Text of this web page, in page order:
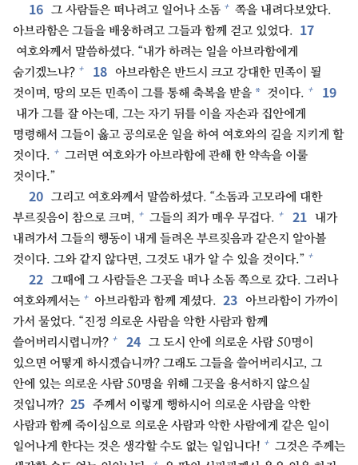
16 그 사람들은 떠나려고 일어나 소돔 + 쪽을 내려다보았다.
아브라함은 그들을 배웅하려고 그들과 함께 걷고 있었다. 17
여호와께서 말씀하셨다. “내가 하려는 일을 아브라함에게
숨기겠느냐? + 18
아브라함은 반드시 크고 강대한 민족이 될
것이며, 땅의 모든 민족이 그를 통해 축복을 받을 * 것이다. + 19
내가 그를 잘 아는데, 그는 자기 뒤를 이을 자손과 집안에게
명령해서 그들이 옳고 공의로운 일을 하여 여호와의 길을 지키게 할
것이다. + 그러면 여호와가 아브라함에 관해 한 약속을 이룰
것이다.”
20 그리고 여호와께서 말씀하셨다. “소돔과 고모라에 대한
부르짖음이 참으로 크며, + 그들의 죄가 매우 무겁다. + 21
내가
내려가서 그들의 행동이 내게 들려온 부르짖음과 같은지 알아볼
것이다. 그와 같지 않다면, 그것도 내가 알 수 있을 것이다.” +
22 그때에 그 사람들은 그곳을 떠나 소돔 쪽으로 갔다. 그러나
여호와께서는 + 아브라함과 함께 계셨다. 23
아브라함이 가까이
가서 물었다. “진정 의로운 사람을 악한 사람과 함께
쓸어버리시렵니까? + 24 그 도시 안에 의로운 사람 50명이
있으면 어떻게 하시겠습니까? 그래도 그들을 쓸어버리시고, 그
안에 있는 의로운 사람 50명을 위해 그곳을 용서하지 않으실
것입니까? 25 주께서 이렇게 행하시어 의로운 사람을 악한
사람과 함께 죽이심으로 의로운 사람과 악한 사람에게 같은 일이
일어나게 한다는 것은 생각할 수도 없는 일입니다! + 그것은 주께는